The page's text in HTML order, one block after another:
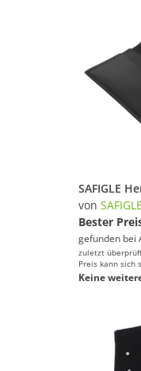
von SAFIGLE
Bester
gefunden bei
zuletzt
Preis kann sich
Keine